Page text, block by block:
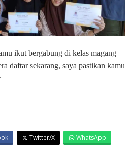
ikut bergabung di kelas magang
daftar sekarang, saya pastikan kamu
Twitter/X
WhatsApp